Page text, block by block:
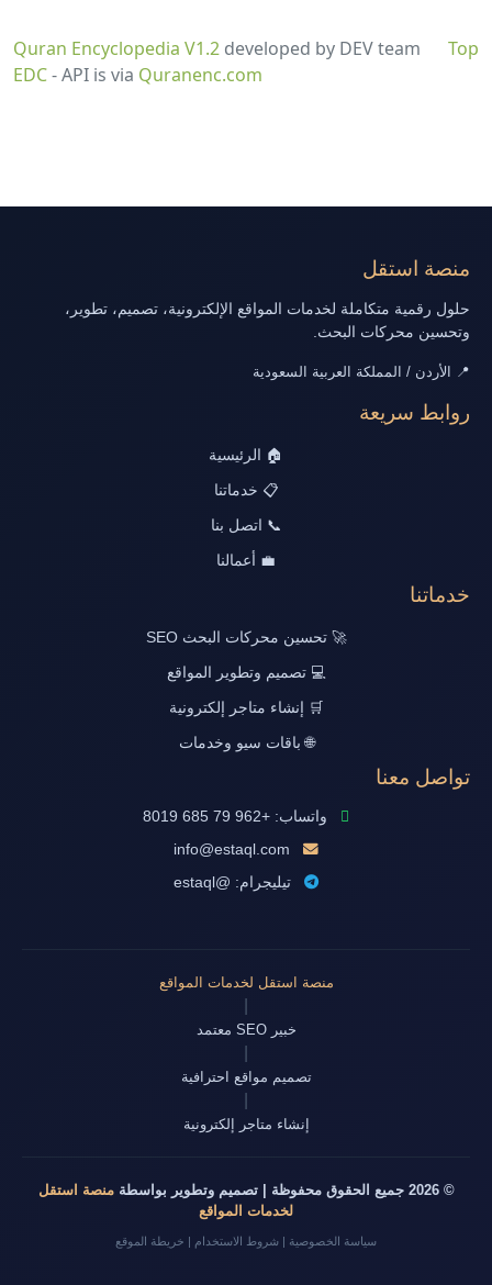
Top
Quran Encyclopedia V1.2 developed by DEV team
EDC- API is via Quranenc.com
منصة استقل
حلول رقمية متكاملة لخدمات المواقع الإلكترونية، تصميم، تطوير،
وتحسين محركات البحث.
📍 الأردن / المملكة العربية السعودية
روابط سريعة
🏠 الرئيسية
📋 خدماتنا
📞 اتصل بنا
💼 أعمالنا
خدماتنا
🚀 تحسين محركات البحث SEO
💻 تصميم وتطوير المواقع
🛒 إنشاء متاجر إلكترونية
🌐 باقات سيو وخدمات
تواصل معنا
واتساب: +962 79 685 8019
info@estaql.com
تيليجرام: @estaql
منصة استقل لخدمات المواقع
خبير SEO معتمد
تصميم مواقع احترافية
إنشاء متاجر إلكترونية
© 2026 جميع الحقوق محفوظة | تصميم وتطوير بواسطة
منصة استقل
لخدمات المواقع
سياسة الخصوصية | شروط الاستخدام | خريطة الموقع